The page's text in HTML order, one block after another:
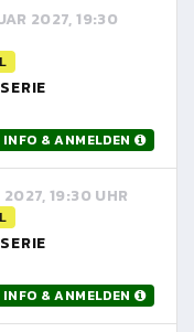
2027, 19:30
INFO & ANMELDEN
19:30 UHR
INFO & ANMELDEN